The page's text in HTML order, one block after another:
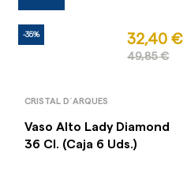
-35% 32,40 €
49,85 €
CRISTAL D´ARQUES
Vaso Alto Lady Diamond
36 Cl. (Caja 6 Uds.)